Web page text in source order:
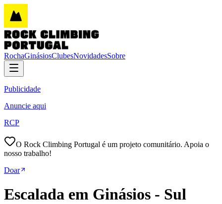
RochaGinásiosClubesNovidadesSobre
Publicidade
Anuncie aqui
RCP
O Rock Climbing Portugal é um projeto comunitário. Apoia o
nosso trabalho!
Doar
Escalada em Ginásios - Sul